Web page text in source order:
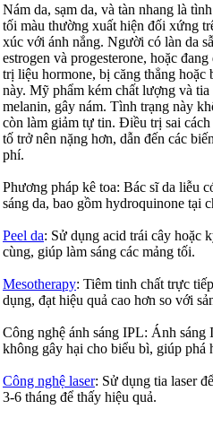
Nám da, sạm da, và tàn nhang là
tối màu thường xuất hiện đối xứng
xúc với ánh nắng. Người có làn da
estrogen và progesterone, hoặc
trị liệu hormone, bị căng thẳng hoặc
này. Mỹ phẩm kém chất lượng và
melanin, gây nám. Tình trạng này
còn làm giảm tự tin. Điều trị sai
tố trở nên nặng hơn, dẫn đến các
phí.
Phương pháp kê toa: Bác sĩ da liễu
sáng da, bao gồm hydroquinone tại
Peel da: Sử dụng acid trái cây hoặc
cùng, giúp làm sáng các mảng tối.
Mesotherapy: Tiêm tinh chất trực
dụng, đạt hiệu quả cao hơn so với
Công nghệ ánh sáng IPL: Ánh sáng
không gây hại cho biểu bì, giúp phá
Công nghệ laser: Sử dụng tia laser
3-6 tháng để thấy hiệu quả.